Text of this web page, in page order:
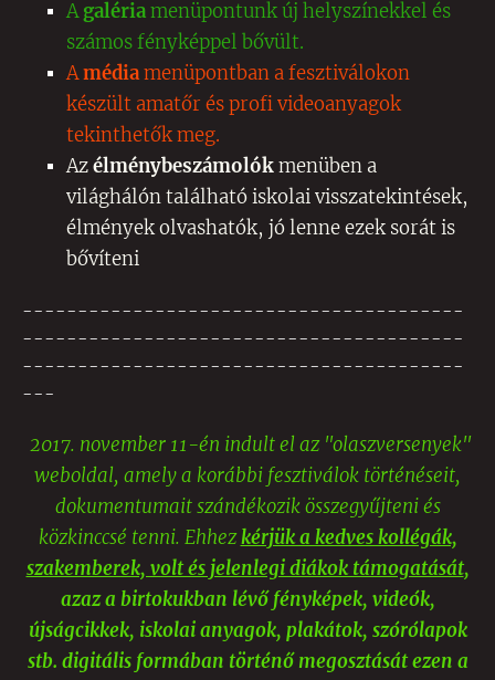
Agalériamenüpontunk új helyszínekkel és
számos fényképpel bővült.
Amédiamenüpontban a fesztiválokon
készült amatőr és profi videoanyagok
tekinthetők meg.
Azélménybeszámolókmenüben a
világhálón található iskolai visszatekintések,
élmények olvashatók, jó lenne ezek sorát is
bővíteni
----------------------------------------
----------------------------------------
----------------------------------------
---
2017. november 11-én indult el az "olaszversenyek"
weboldal, amely a korábbi fesztiválok történéseit,
dokumentumait szándékozik összegyűjteni és
közkinccsé tenni. Ehhezkérjük a kedves kollégák,
szakemberek, volt és jelenlegi diákok támogatását,
azaz a birtokukban lévő fényképek, videók,
újságcikkek, iskolai anyagok, plakátok, szórólapok
stb. digitális formában történő megosztását ezen a